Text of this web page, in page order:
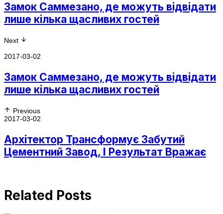
Замок Саммезано, де можуть відвідати
лише кілька щасливих гостей
Next
2017-03-02
Замок Саммезано, де можуть відвідати
лише кілька щасливих гостей
Previous
2017-03-02
Архітектор Трансформує Забутий
Цементний Завод, І Результат Вражає
Related Posts